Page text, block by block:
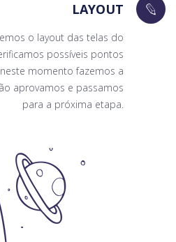
LAYOUT
o layout das telas do
possíveis pontos
momento fazemos a
aprovamos e passamos
para a próxima etapa.